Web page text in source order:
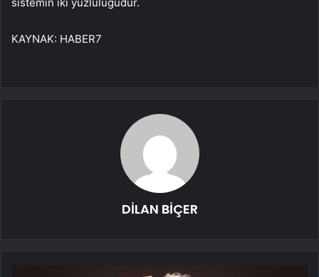
KAYNAK: HABER7
DİLAN BİÇER